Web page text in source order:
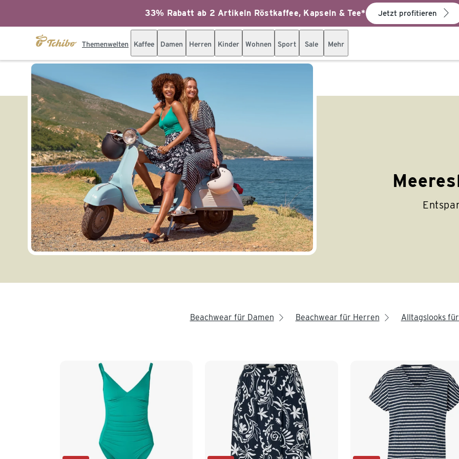
33% Rabatt ab 2 Artikeln Röstkaffee, Kapseln & Tee* Jetzt profitieren
Themenwelten Kaffee Damen Herren Kinder Wohnen Sport Sale Mehr
Beachwear für Damen arrow_right Beachwear für Herren arrow_right Alltagslooks